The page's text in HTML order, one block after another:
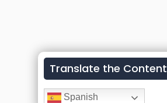
Translate the Content
Spanish